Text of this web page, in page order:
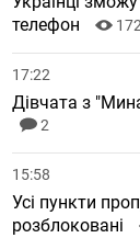
телефон
17:22
Дівчата з
2
15:58
Усі пункти
розблоковані